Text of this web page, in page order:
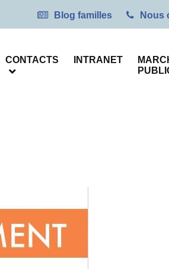
Blog familles Nous
CONTACTS INTRANET